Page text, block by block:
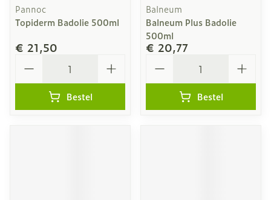
Pannoc
Topiderm Badolie 500ml
€ 21,50
Bestel
Balneum
Balneum Plus Badolie
500ml
€ 20,77
Bestel